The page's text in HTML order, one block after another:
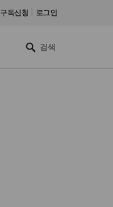
구독신청 로그인